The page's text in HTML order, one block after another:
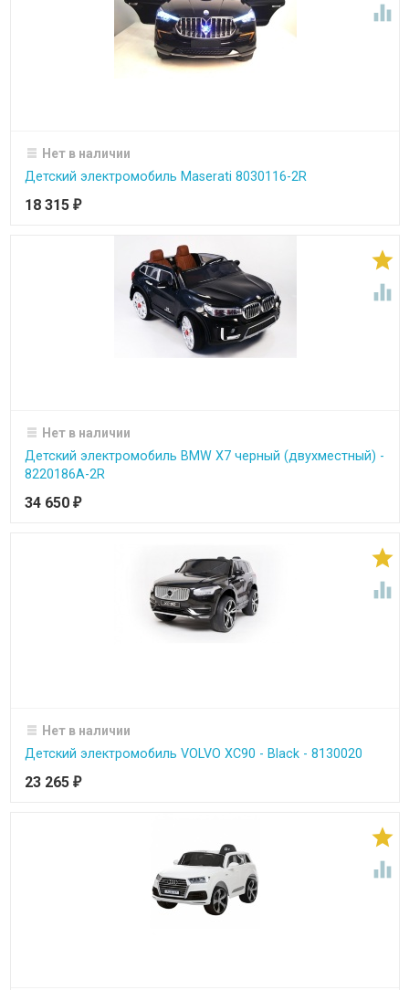

Нет в наличии
Детский электромобиль Maserati 8030116-2R
18 315 ₽


Нет в наличии
Детский электромобиль BMW X7 черный (двухместный) -
8220186A-2R
34 650 ₽


Нет в наличии
Детский электромобиль VOLVO XC90 - Black - 8130020
23 265 ₽

